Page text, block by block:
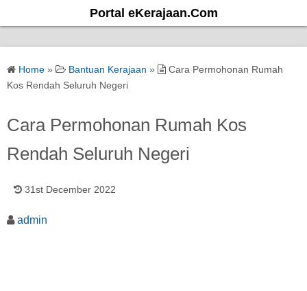
k
Portal eKerajaan.Com
Home » Bantuan Kerajaan »
Cara Permohonan Rumah
Kos Rendah Seluruh Negeri
Cara Permohonan Rumah Kos
Rendah Seluruh Negeri
31st December 2022
admin